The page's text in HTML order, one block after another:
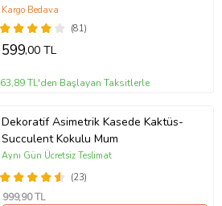
Ve Tepsi Aksesuar Seti
(81)
Kargo Bedava
599,00 TL
63,89 TL'den Başlayan Taksitlerle
Dekoratif Asimetrik Kasede Kaktüs-
Succulent Kokulu Mum
(23)
Aynı Gün Ücretsiz Teslimat
999,90 TL